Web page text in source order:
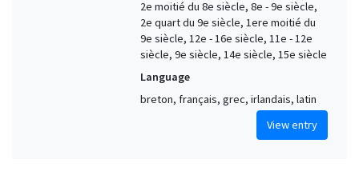
2e moitié du 8e siècle, 8e - 9e siècle,
2e quart du 9e siècle, 1ere moitié du
9e siècle, 12e - 16e siècle, 11e - 12e
siècle, 9e siècle, 14e siècle, 15e siècle
Language
breton, français, grec, irlandais, latin
View entry